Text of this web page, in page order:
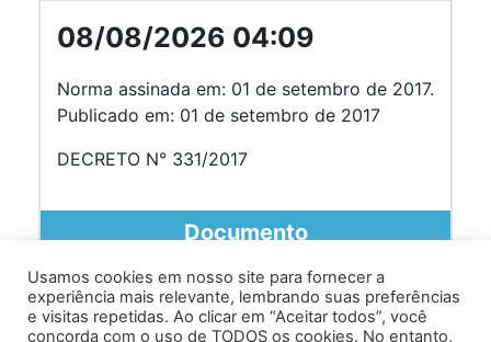
08/08/2026 04:09
Norma assinada em: 01 de setembro de 2017.
Publicado em: 01 de setembro de 2017
DECRETO N° 331/2017
Documento
Usamos cookies em nosso site para fornecer a
experiência mais relevante, lembrando suas preferências
e visitas repetidas. Ao clicar em “Aceitar todos”, você
concorda com o uso de TODOS os cookies. No entanto,